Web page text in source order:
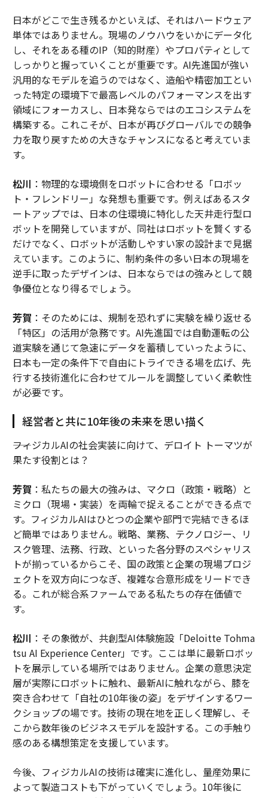
日本がどこで生き残るかといえば、それはハードウェア
単体ではありません。現場のノウハウをいかにデータ化
し、それをある種のIP（知的財産）やプロパティとして
しっかりと握っていくことが重要です。AI先進国が強い
汎用的なモデルを追うのではなく、造船や精密加工とい
った特定の環境下で最高レベルのパフォーマンスを出す
領域にフォーカスし、日本発ならではのエコシステムを
構築する。これこそが、日本が再びグローバルでの競争
力を取り戻すための大きなチャンスになると考えていま
す。
松川 ：物理的な環境側をロボットに合わせる「ロボッ
ト・フレンドリー」な発想も重要です。例えばあるスタ
ートアップでは、日本の住環境に特化した天井走行型ロ
ボットを開発していますが、同社はロボットを賢くする
だけでなく、ロボットが活動しやすい家の設計まで見据
えています。このように、制約条件の多い日本の現場を
逆手に取ったデザインは、日本ならではの強みとして競
争優位となり得るでしょう。
芳賀 ：そのためには、規制を恐れずに実験を繰り返せる
「特区」の活用が急務です。AI先進国では自動運転の公
道実験を通じて急速にデータを蓄積していったように、
日本も一定の条件下で自由にトライできる場を広げ、先
行する技術進化に合わせてルールを調整していく柔軟性
が必要です。
経営者と共に10年後の未来を思い描く
――フィジカルAIの社会実装に向けて、デロイト トーマツが
果たす役割とは？
芳賀 ：私たちの最大の強みは、マクロ（政策・戦略）と
ミクロ（現場・実装）を両輪で捉えることができる点で
す。フィジカルAIはひとつの企業や部門で完結できるほ
ど簡単ではありません。戦略、業務、テクノロジー、リ
スク管理、法務、行政、といった各分野のスペシャリス
トが揃っているからこそ、国の政策と企業の現場プロジ
ェクトを双方向につなぎ、複雑な合意形成をリードでき
る。これが総合系ファームである私たちの存在価値で
す。
松川 ：その象徴が、共創型AI体験施設「Deloitte Tohma
tsu AI Experience Center」です。ここは単に最新ロボッ
トを展示している場所ではありません。企業の意思決定
層が実際にロボットに触れ、最新AIに触れながら、膝を
突き合わせて「自社の10年後の姿」をデザインするワー
クショップの場です。技術の現在地を正しく理解し、そ
こから数年後のビジネスモデルを設計する。この手触り
感のある構想策定を支援しています。
今後、フィジカルAIの技術は確実に進化し、量産効果に
よって製造コストも下がっていくでしょう。10年後に